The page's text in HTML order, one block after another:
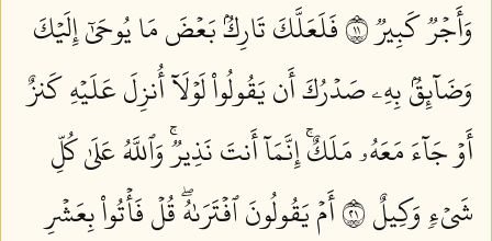
وَأَجۡرٞ كَبِيرٞ ١١
فَلَعَلَّكَ تَارِكُۢ بَعۡضَ مَا يُوحَىٰٓ إِلَيۡكَ
وَضَآئِقُۢ بِهِۦ صَدۡرُكَ أَن يَقُولُواْ لَوۡلَآ أُنزِلَ عَلَيۡهِ كَنزٌ
أَوۡ جَآءَ مَعَهُۥ مَلَكٌۚ إِنَّمَآ أَنتَ نَذِيرٞۚ وَٱللَّهُ عَلَىٰ كُلِّ
شَيۡءٖ وَكِيلٌ ١٢
أَمۡ يَقُولُونَ ٱفۡتَرَىٰهُۖ قُلۡ فَأۡتُواْ بِعَشۡرِ